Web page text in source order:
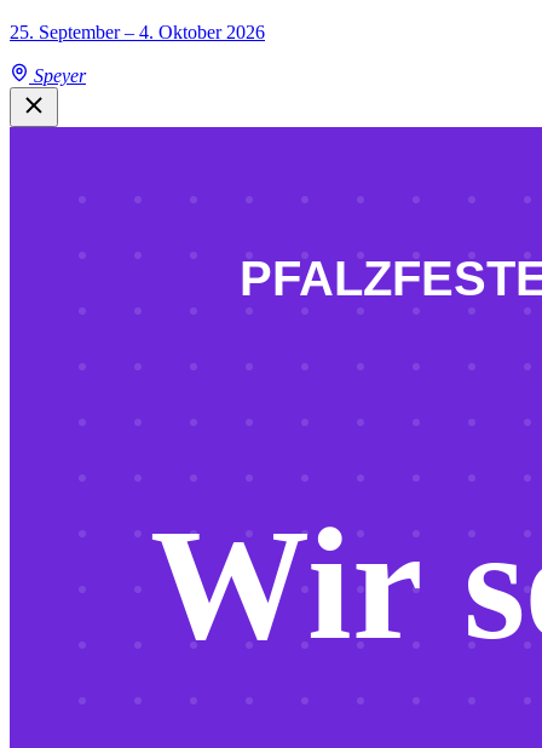
25. September – 4. Oktober 2026
Speyer